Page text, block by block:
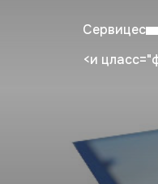
Сервицес
<и
Mon–Fri: